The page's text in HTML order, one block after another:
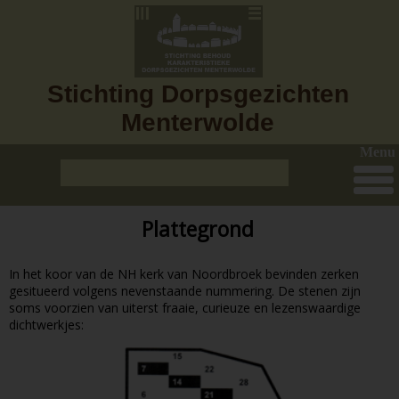
Stichting Dorpsgezichten
Menterwolde
Menu
Plattegrond
In het koor van de NH kerk van Noordbroek bevinden zerken
gesitueerd volgens nevenstaande nummering. De stenen zijn
soms voorzien van uiterst fraaie, curieuze en lezenswaardige
dichtwerkjes: